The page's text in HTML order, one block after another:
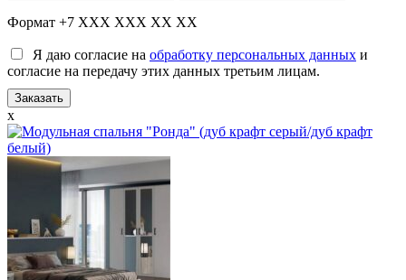
Формат +7 XXX XXX XX XX
Я даю согласие на обработку персональных данных и
согласие на передачу этих данных третьим лицам.
x